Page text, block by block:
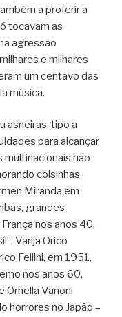
a proferir a
tocavam as
agressão
e milhares
um centavo das
música.
asneiras, tipo a
para alcançar
não
coisinhas
Miranda em
grandes
nos anos 40,
Vanja Orico
Fellini, em 1951,
nos anos 60,
Ornella Vanoni
horrores no Japão –